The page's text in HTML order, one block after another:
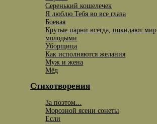
Серенький кошелечек
Я люблю Тебя во все глаза
Боевая
Крутые парни всегда, покидают мир
молодыми
Уборщица
Как исполняются желания
Муж и жена
Мёд
Стихотворения
За поэтом...
Морозной ясени сонеты
Если